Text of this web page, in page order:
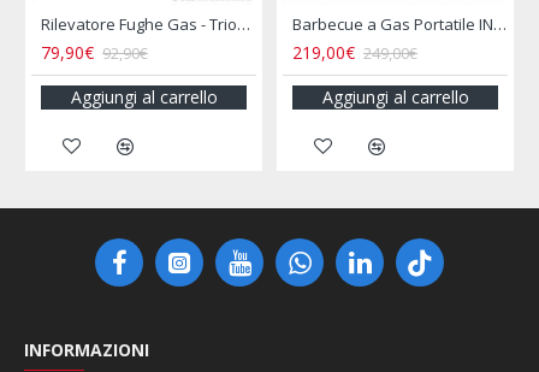
Rilevatore Fughe Gas - Triogas Mcr
79,90€ 92,90€
Aggiungi al carrello
Barbecue a Gas Portatile INCASA
219,00€ 249,00€
Aggiungi al carrello
INFORMAZIONI